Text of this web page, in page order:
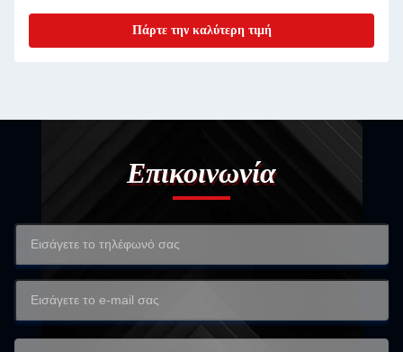
Πάρτε την καλύτερη τιμή
Επικοινωνία